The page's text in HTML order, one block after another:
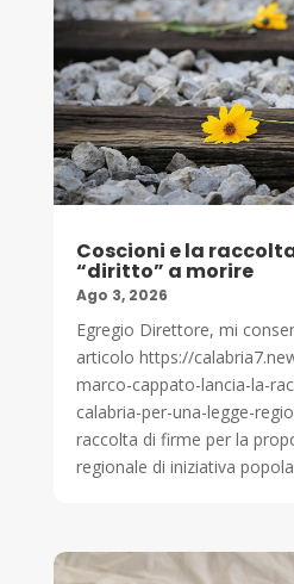
Coscioni e la
“diritto” a morire
Ago 3, 2026
Egregio Direttore, mi
articolo https://
marco-cappato-lancia-la-
calabria-per-una-legge-
raccolta di firme per la
regionale di iniziativa